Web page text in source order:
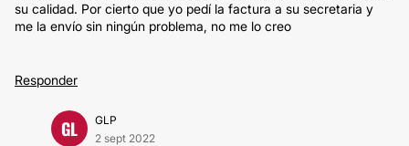
su calidad. Por cierto que yo pedí la factura a su secretaria y
me la envío sin ningún problema, no me lo creo
Responder
GL
GLP
2 sept 2022